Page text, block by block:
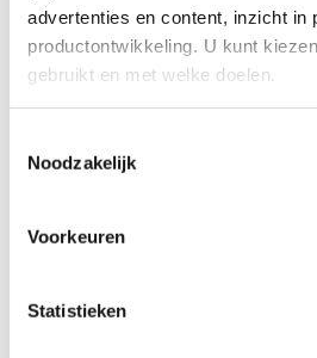
advertenties en content, inzicht in
productontwikkeling. U kunt
gebruikt en met welke doelen.
Informatie verzamelen over
Uw apparaat identificeren
op specifieke eigenschappen
verwerkt en stel uw voorkeuren in
Noodzakelijk
Voorkeuren
Statistieken